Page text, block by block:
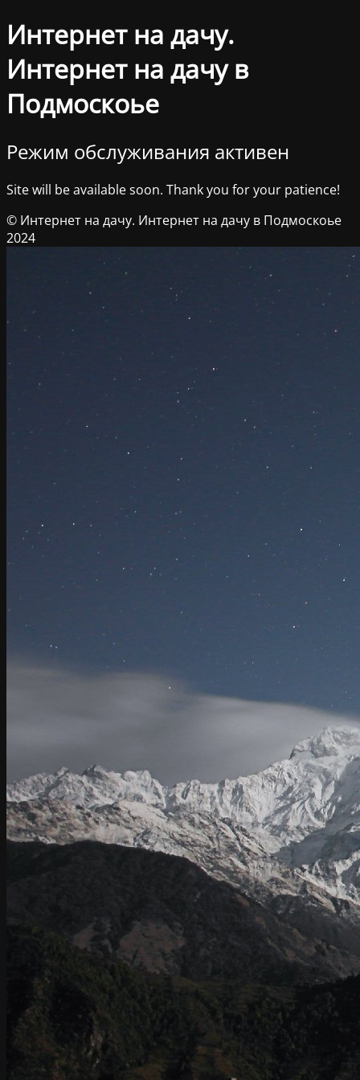
Интернет на дачу.
Интернет на дачу в
Подмоскоье
Режим обслуживания активен
Site will be available soon. Thank you for your patience!
© Интернет на дачу. Интернет на дачу в Подмоскоье
2024